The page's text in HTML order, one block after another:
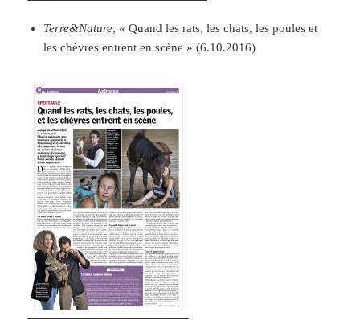
Terre&Nature, « Quand les rats, les chats, les poules et
les chèvres entrent en scène » (6.10.2016)